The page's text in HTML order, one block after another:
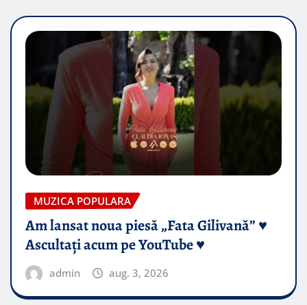
MUZICA POPULARA
Am lansat noua piesă „Fata Gilivană” ♥️
Ascultați acum pe YouTube ♥️
admin aug. 3, 2026